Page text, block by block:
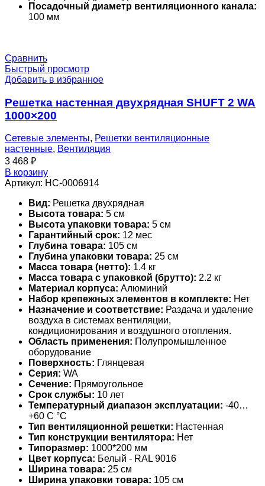
Посадочный диаметр вентиляционного канала:
100 мм
Сравнить
Быстрый просмотр
Добавить в избранное
Решетка настенная двухрядная SHUFT 2 WA
1000×200
Сетевые элементы, Решетки вентиляционные
настенные, Вентиляция
3 468 ₽
В корзину
Артикул: НС-0006914
Вид: Решетка двухрядная
Высота товара: 5 см
Высота упаковки товара: 5 см
Гарантийный срок: 12 мес
Глубина товара: 105 см
Глубина упаковки товара: 25 см
Масса товара (нетто): 1.4 кг
Масса товара с упаковкой (брутто): 2.2 кг
Материал корпуса: Алюминий
Набор крепежных элементов в комплекте: Нет
Назначение и соответствие: Раздача и удаление
воздуха в системах вентиляции,
кондиционирования и воздушного отопления.
Область применения: Полупромышленное
оборудование
Поверхность: Глянцевая
Серия: WA
Сечение: Прямоугольное
Срок службы: 10 лет
Температурный диапазон эксплуатации: -40…
+60 С °С
Тип вентиляционной решетки: Настенная
Тип конструкции вентилятора: Нет
Типоразмер: 1000*200 мм
Цвет корпуса: Белый - RAL 9016
Ширина товара: 25 см
Ширина упаковки товара: 105 см